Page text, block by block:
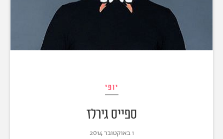
יופי
ספייס גירלז
1 באוקטובר 2014